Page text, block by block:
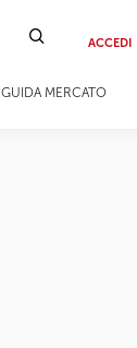
ACCEDI
GUIDA MERCATO